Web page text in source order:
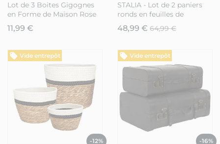
Lot de 3 Boites Gigognes
en Forme de Maison Rose
et Blanc - ARLETTE
11,99 €
STALIA - Lot de 2 paniers
ronds en feuilles de
bananier avec poignées
48,99 € 64,99 €
Vide entrepôt
-12%
Vide entrepôt
-16%